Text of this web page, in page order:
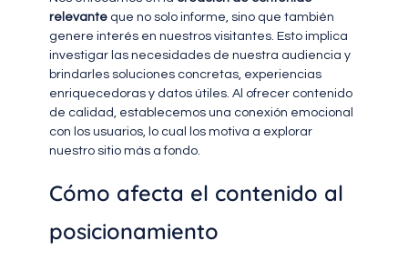
relevanteque no solo informe, sino que también
genere interés en nuestros visitantes. Esto implica
investigar las necesidades de nuestra audiencia y
brindarles soluciones concretas, experiencias
enriquecedoras y datos útiles. Al ofrecer contenido
de calidad, establecemos una conexión emocional
con los usuarios, lo cual los motiva a explorar
nuestro sitio más a fondo.
Cómo afecta el contenido al
posicionamiento